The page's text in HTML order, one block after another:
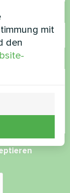
mit
den